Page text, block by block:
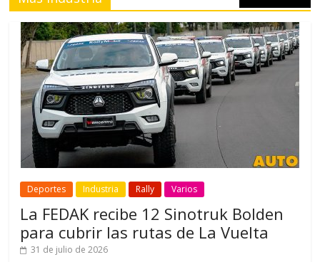
Deportes Industria Rally Varios
La FEDAK recibe 12 Sinotruk Bolden
para cubrir las rutas de La Vuelta
31 de julio de 2026